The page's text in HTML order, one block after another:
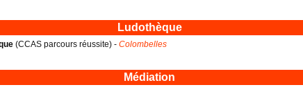
Ludothèque
(CCAS parcours réussite) - Colombelles
Médiation